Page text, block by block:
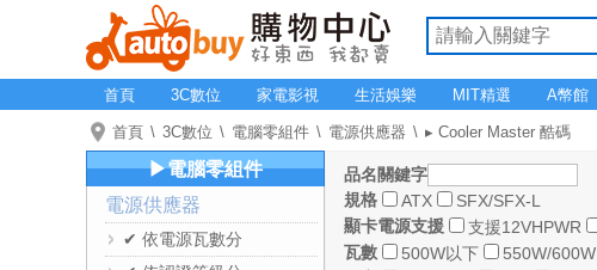
首頁 3C數位 家電影視 生活娛樂 MIT精選 A幣館
首頁 3C數位 電腦零組件 電源供應器 ▸ Cooler Master 酷碼
品名關鍵字
規格
ATX
SFX/SFX-L
顯卡電源支援
支援12VHPWR
瓦數
500W以下 550W/600W
▶電腦零組件
電源供應器
✔ 依電源瓦數分